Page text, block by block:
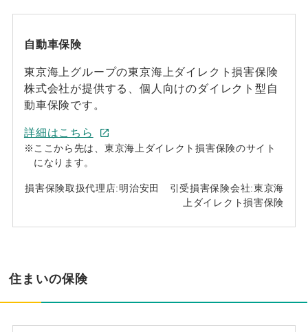
自動車保険
東京海上グループの東京海上ダイレクト損害保険
株式会社が提供する、個人向けのダイレクト型自
動車保険です。
詳細はこちら
※ ここから先は、東京海上ダイレクト損害保険のサイト
になります。
損害保険取扱代理店:明治安田 引受損害保険会社:東京海
上ダイレクト損害保険
住まいの保険